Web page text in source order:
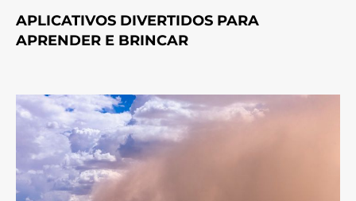
APLICATIVOS DIVERTIDOS PARA
APRENDER E BRINCAR